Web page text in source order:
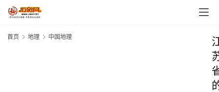
首页 地理 中国地理